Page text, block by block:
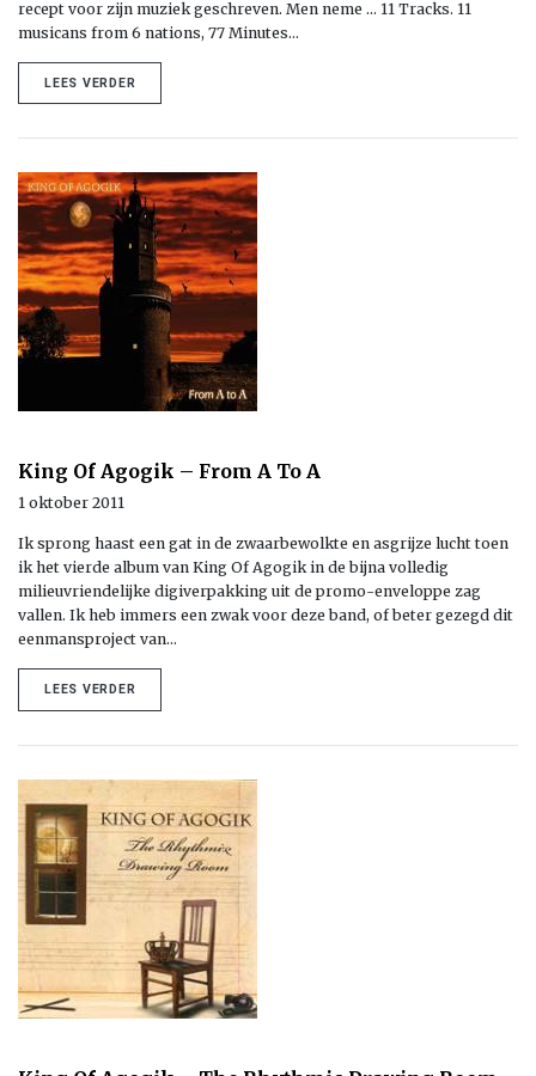
recept voor zijn muziek geschreven. Men neme … 11 Tracks. 11
musicans from 6 nations, 77 Minutes…
LEES VERDER
King Of Agogik – From A To A
1 oktober 2011
Ik sprong haast een gat in de zwaarbewolkte en asgrijze lucht toen
ik het vierde album van King Of Agogik in de bijna volledig
milieuvriendelijke digiverpakking uit de promo-enveloppe zag
vallen. Ik heb immers een zwak voor deze band, of beter gezegd dit
eenmansproject van…
LEES VERDER